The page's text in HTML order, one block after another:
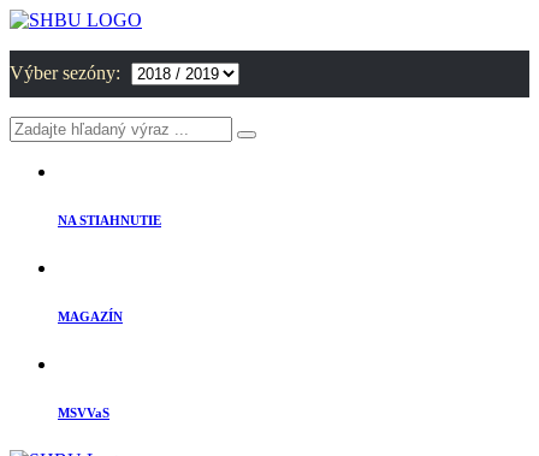
Výber sezóny:
NA STIAHNUTIE
MAGAZÍN
MSVVaS